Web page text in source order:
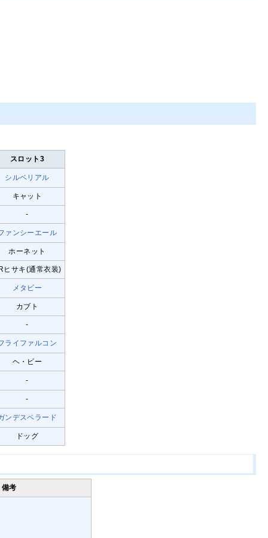
スロット3
シルベリアル
キャット
-
ァンシーエール
ホーネット
ヒサキ(通常衣装)
メタビー
カブト
-
ライファルコン
ヘ・ビー
-
-
ンデスペラード
ドッグ
備考